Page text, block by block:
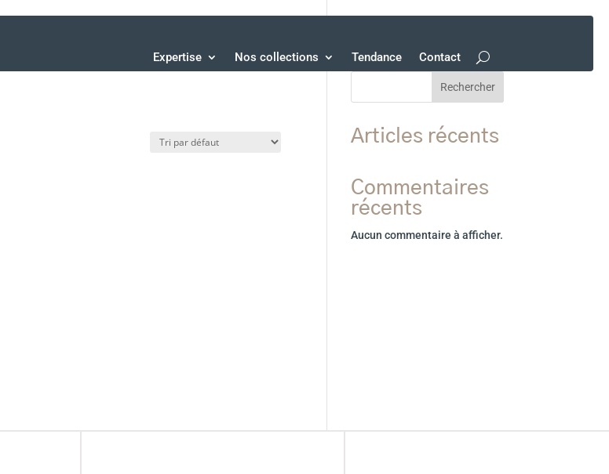
Expertise Nos collections Tendance Contact
Rechercher
Articles récents
Commentaires
récents
Aucun commentaire à afficher.